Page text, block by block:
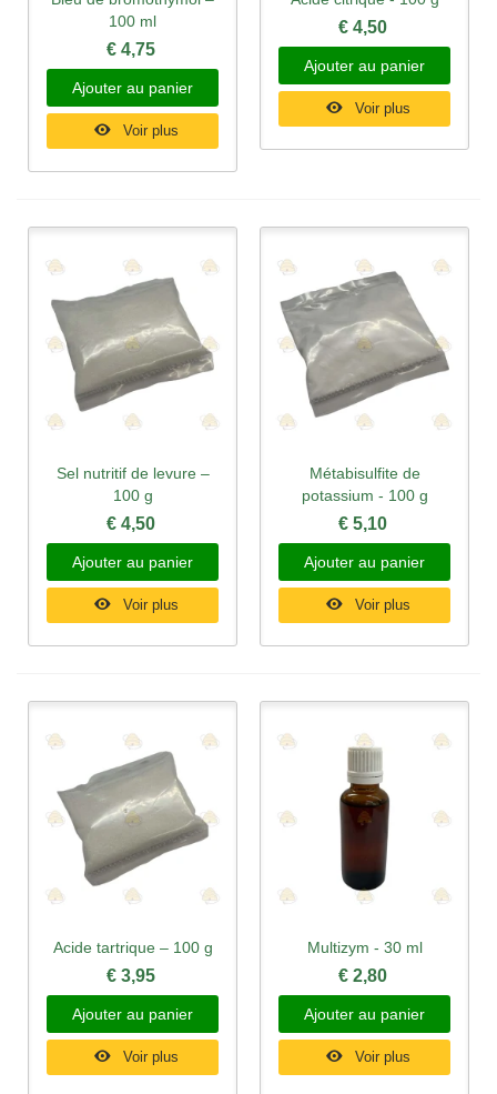
100 ml
€ 4,75
Ajouter au panier
Voir plus
€ 4,50
Ajouter au panier
Voir plus
Sel nutritif de levure –
100 g
€ 4,50
Ajouter au panier
Voir plus
Métabisulfite de
potassium - 100 g
€ 5,10
Ajouter au panier
Voir plus
Acide tartrique – 100 g
€ 3,95
Ajouter au panier
Voir plus
Multizym - 30 ml
€ 2,80
Ajouter au panier
Voir plus